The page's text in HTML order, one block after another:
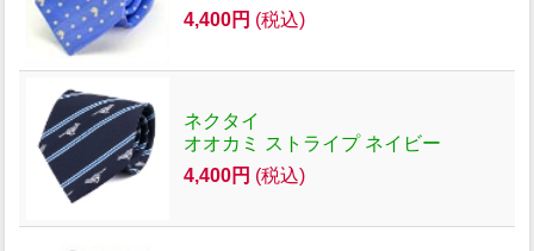
4,400円 (税込)
ネクタイ
オオカミ ストライプ ネイビー
4,400円 (税込)